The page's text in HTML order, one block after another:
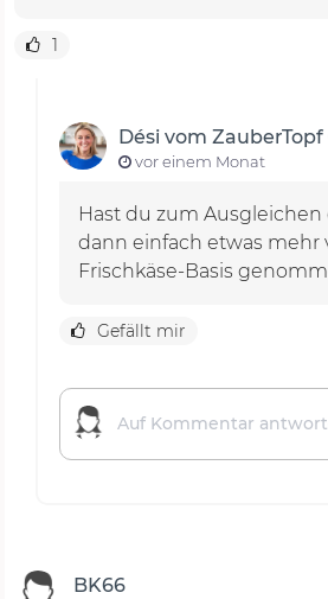
1
Dési vom ZauberTopf
vor einem Monat
Hast du zum
dann einfach etwas mehr
Frischkäse-Basis
Gefällt mir
BK66